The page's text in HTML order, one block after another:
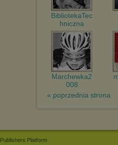
BibliotekaTec
hniczna
Marchewka2
008
« poprzednia strona
Publishers Platform